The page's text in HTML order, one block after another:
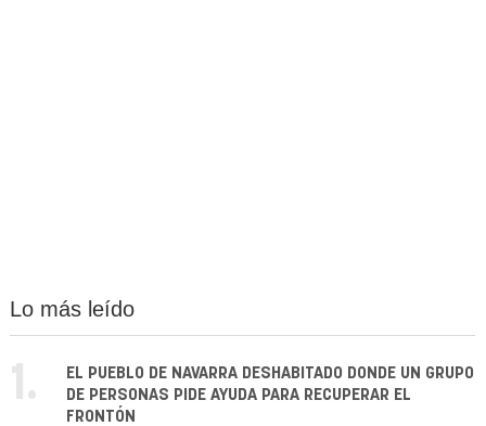
Lo más leído
1.
EL PUEBLO DE NAVARRA DESHABITADO DONDE UN GRUPO
DE PERSONAS PIDE AYUDA PARA RECUPERAR EL
FRONTÓN